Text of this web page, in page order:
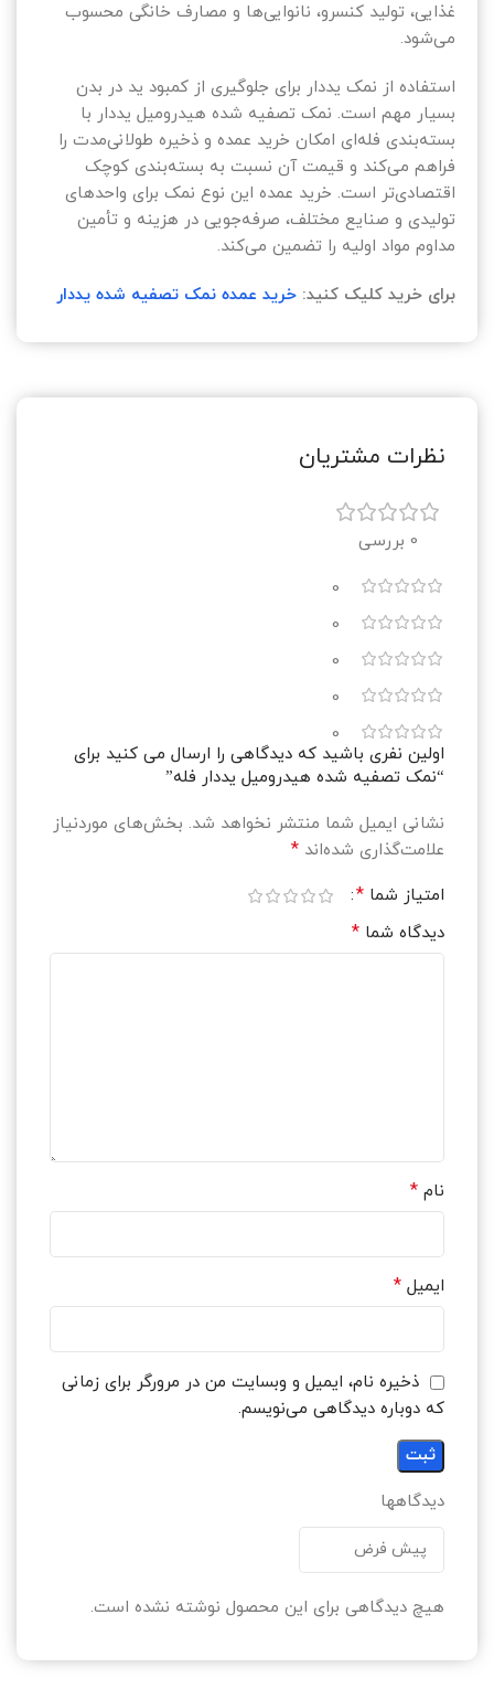
غذایی، تولید کنسرو، نانوایی‌ها و مصارف خانگی محسوب
می‌شود.
استفاده از نمک یددار برای جلوگیری از کمبود ید در بدن
بسیار مهم است. نمک تصفیه شده هیدرومیل یددار با
بسته‌بندی فله‌ای امکان خرید عمده و ذخیره طولانی‌مدت را
فراهم می‌کند و قیمت آن نسبت به بسته‌بندی کوچک
اقتصادی‌تر است. خرید عمده این نوع نمک برای واحدهای
تولیدی و صنایع مختلف، صرفه‌جویی در هزینه و تأمین
مداوم مواد اولیه را تضمین می‌کند.
برای خرید کلیک کنید: خرید عمده نمک تصفیه شده یددار
نظرات مشتریان
0 بررسی
0
0
0
0
0
دیدگاهها
هیچ دیدگاهی برای این محصول نوشته نشده است.
اولین نفری باشید که دیدگاهی را ارسال می کنید برای
“نمک تصفیه شده هیدرومیل یددار فله”
نشانی ایمیل شما منتشر نخواهد شد. بخش‌های موردنیاز
علامت‌گذاری شده‌اند *
امتیاز شما *
دیدگاه شما *
نام *
ایمیل *
ذخیره نام، ایمیل و وبسایت من در مرورگر برای زمانی
که دوباره دیدگاهی می‌نویسم.